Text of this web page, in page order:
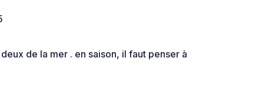
de la mer . en saison, il faut penser à